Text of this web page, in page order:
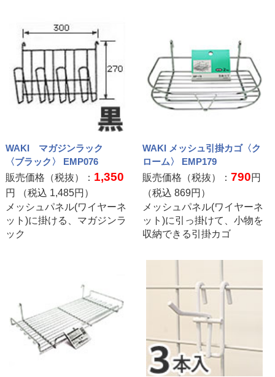
WAKI マガジンラック
〈ブラック〉 EMP076
販売価格（税抜）： 1,350
円 （税込 1,485円）
メッシュパネル(ワイヤーネ
ット)に掛ける、マガジンラ
ック
WAKI メッシュ引掛カゴ〈ク
ローム〉 EMP179
販売価格（税抜）：790円
（税込869円）
メッシュパネル(ワイヤーネ
ット)に引っ掛けて、小物を
収納できる引掛カゴ